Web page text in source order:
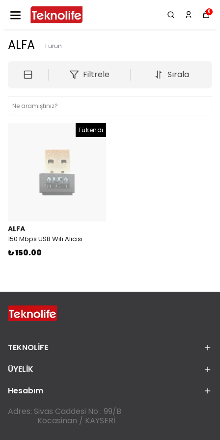
0
ALFA 1 ürün
Filtrele Sırala
Tükendi
ALFA
150 Mbps USB Wifi Alıcısı
₺ 150.00
TEKNOLİFE
ÜYELİK
Hesabım
Adres: Sivas Caddesi No : 99/B
Kocasinan / KAYSERİ